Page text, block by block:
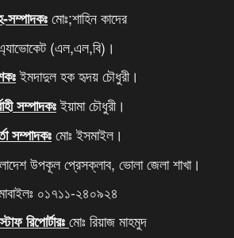
সম্পাদকঃমোঃ;শাহিন কাদের
(এল,এল,বি)।
ইমদাদুল হক হৃদয় চৌধুরী।
সম্পাদকঃইয়ামা চৌধুরী।
সম্পাদকঃমোঃ ইসমাইল।
উপকূল প্রেসক্লাব, ভোলা জেলা শাখা।
০১৭১১-২৪০৯২৪
রিপোর্টারঃমোঃ রিয়াজ মাহমুদ